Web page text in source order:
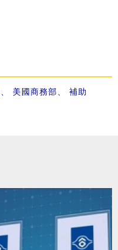
美國商務部 補助